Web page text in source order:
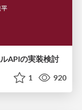
APIの実装検討
1 920